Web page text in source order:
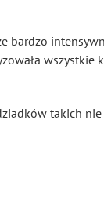
bardzo
wszystkie
takich nie